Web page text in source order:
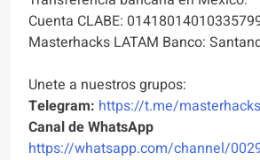
Cuenta CLABE:
Masterhacks LATAM Banco:
Unete a nuestros grupos:
Telegram: https://t.me/
Canal de WhatsApp
https://whatsapp.com/channel/